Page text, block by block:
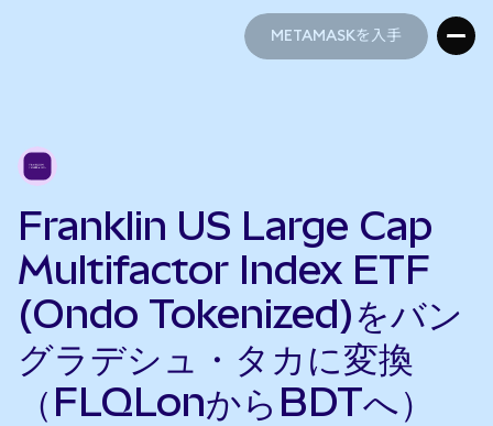
METAMASKを入手
Franklin US Large Cap
Multifactor Index ETF
(Ondo Tokenized)をバン
グラデシュ・タカに変換
（FLQLonからBDTへ）